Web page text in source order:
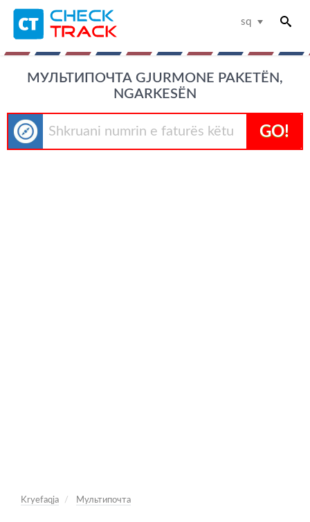
sq
МУЛЬТИПОЧТА GJURMONE PAKETËN,
NGARKESËN
GO!
Kryefaqja Мультипочта